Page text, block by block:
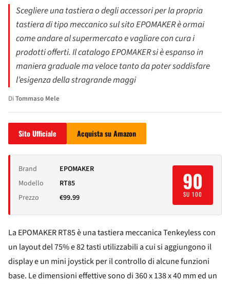
Scegliere una tastiera o degli accessori per la propria
tastiera di tipo meccanico sul sito EPOMAKER è ormai
come andare al supermercato e vagliare con cura i
prodotti offerti. Il catalogo EPOMAKER si è espanso in
maniera graduale ma veloce tanto da poter soddisfare
l’esigenza della stragrande maggi
DiTommaso Mele
Sito Ufficiale Acquista su Amazon
Brand
EPOMAKER
Modello
RT85
Prezzo
€99.99
90
SU 100
La EPOMAKER RT85 è una tastiera meccanica Tenkeyless con
un layout del 75% e 82 tasti utilizzabili a cui si aggiungono il
display e un mini joystick per il controllo di alcune funzioni
base. Le dimensioni effettive sono di 360 x 138 x 40 mm ed un